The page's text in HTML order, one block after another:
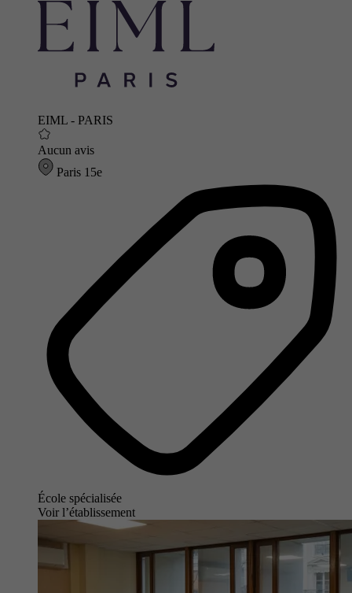
EIML - PARIS
Aucun avis
Paris 15e
École spécialisée
Voir l’établissement